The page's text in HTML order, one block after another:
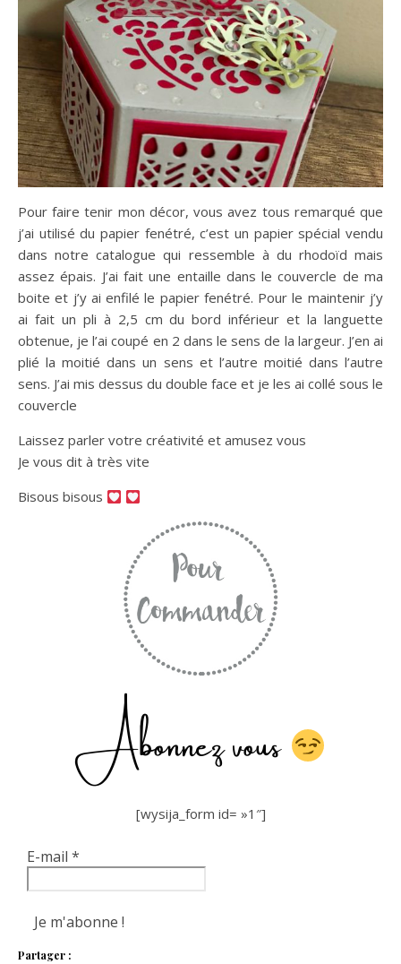
Pour faire tenir mon décor, vous avez tous remarqué que
j’ai utilisé du papier fenétré, c’est un papier spécial vendu
dans notre catalogue qui ressemble à du rhodoïd mais
assez épais. J’ai fait une entaille dans le couvercle de ma
boite et j’y ai enfilé le papier fenétré. Pour le maintenir j’y
ai fait un pli à 2,5 cm du bord inférieur et la languette
obtenue, je l’ai coupé en 2 dans le sens de la largeur. J’en ai
plié la moitié dans un sens et l’autre moitié dans l’autre
sens. J’ai mis dessus du double face et je les ai collé sous le
couvercle
Laissez parler votre créativité et amusez vous
Je vous dit à très vite
Bisous bisous
Abonnez vous
[wysija_form id= »1″]
E-mail *
Partager :